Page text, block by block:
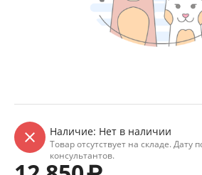
Наличие: Нет в наличии
Товар отсутствует на складе. Дату
консультантов.